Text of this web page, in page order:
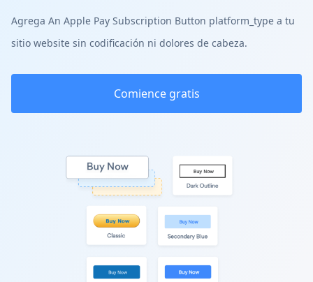
Agrega An Apple Pay Subscription Button platform_type a tu
sitio website sin codificación ni dolores de cabeza.
Comience gratis